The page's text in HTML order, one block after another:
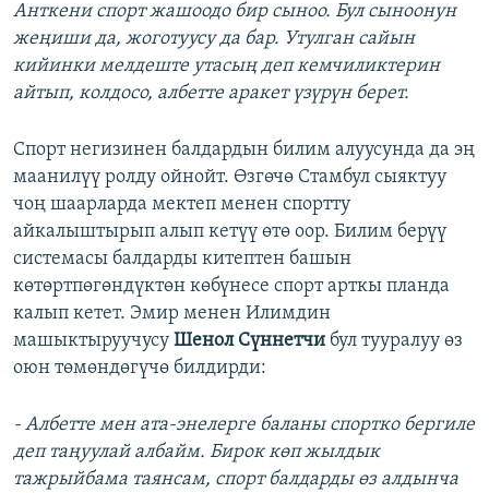
Анткени спорт жашоодо бир сыноо. Бул сыноонун
жеңиши да, жоготуусу да бар. Утулган сайын
кийинки мелдеште утасың деп кемчиликтерин
айтып, колдосо, албетте аракет үзүрүн берет.
Спорт негизинен балдардын билим алуусунда да эң
маанилүү ролду ойнойт. Өзгөчө Стамбул сыяктуу
чоң шаарларда мектеп менен спортту
айкалыштырып алып кетүү өтө оор. Билим берүү
системасы балдарды китептен башын
көтөртпөгөндүктөн көбүнесе спорт арткы планда
калып кетет. Эмир менен Илимдин
машыктыруучусу Шенол Сүннетчи бул тууралуу өз
оюн төмөндөгүчө билдирди:
- Албетте мен ата-энелерге баланы спортко бергиле
деп таңуулай албайм. Бирок көп жылдык
тажрыйбама таянсам, спорт балдарды өз алдынча